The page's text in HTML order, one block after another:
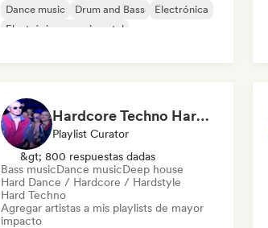
Dance music
Drum and Bass
Electrónica
Electrónica experimental
Hardcore Techno Hardstyle
Playlist Curator
&gt; 800 respuestas dadas
Bass musicDance musicDeep house
Hard Dance / Hardcore / Hardstyle
Hard Techno
Agregar artistas a mis playlists de mayor
impacto